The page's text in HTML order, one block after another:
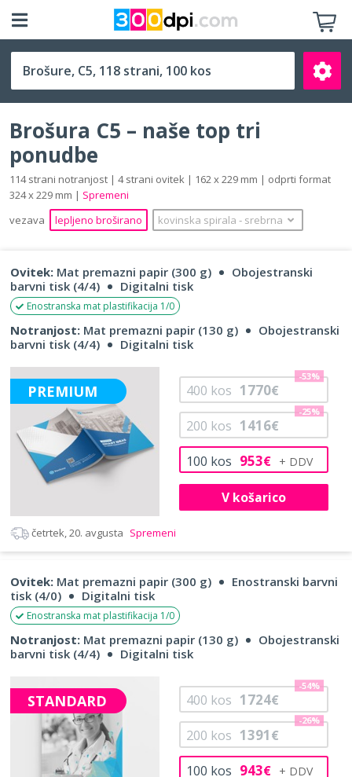
C5 (162 x 229 mm)
Išči
Brošura C5 – naše top tri
ponudbe
114 strani notranjost | 4 strani ovitek | 162 x 229 mm | odprti format
324 x 229 mm | Spremeni
vezava
lepljeno broširano kovinska spirala ‐ srebrna
Ovitek: Mat premazni papir (300 g)
Obojestranski
barvni tisk (4/4)
Digitalni tisk
Enostranska mat plastifikacija 1/0
Notranjost: Mat premazni papir (130 g)
Obojestranski
barvni tisk (4/4)
Digitalni tisk
PREMIUM
100 kos 953€
200 kos 1416€
-25%
400 kos 1770€
-53%
V košarico
četrtek, 20. avgusta Spremeni
Ovitek: Mat premazni papir (300 g)
Enostranski barvni
tisk (4/0)
Digitalni tisk
Enostranska mat plastifikacija 1/0
Notranjost: Mat premazni papir (130 g)
Obojestranski
barvni tisk (4/4)
Digitalni tisk
STANDARD
100 kos 943€
200 kos 1391€
-26%
400 kos 1724€
-54%